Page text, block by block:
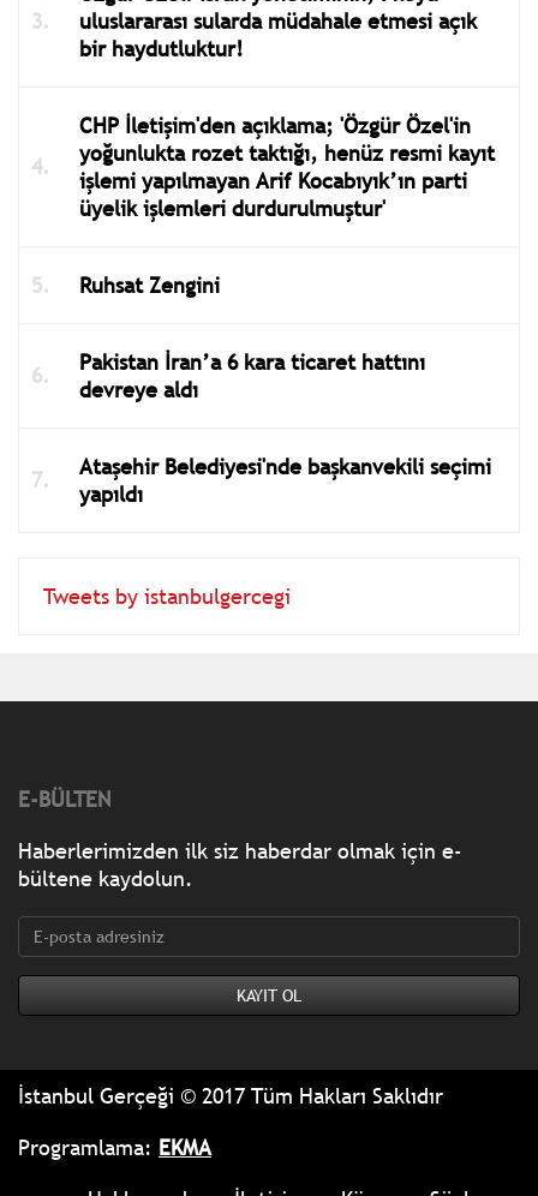
uluslararası sularda müdahale etmesi açık
bir haydutluktur!
CHP İletişim'den açıklama; 'Özgür Özel'in
yoğunlukta rozet taktığı, henüz resmi kayıt
işlemi yapılmayan Arif Kocabıyık’ın parti
üyelik işlemleri durdurulmuştur'
Ruhsat Zengini
Pakistan İran’a 6 kara ticaret hattını
devreye aldı
Ataşehir Belediyesi'nde başkanvekili seçimi
yapıldı
Tweets by istanbulgercegi
E-BÜLTEN
Haberlerimizden ilk siz haberdar olmak için e-
bültene kaydolun.
İstanbul Gerçeği © 2017 Tüm Hakları Saklıdır
Programlama: EKMA